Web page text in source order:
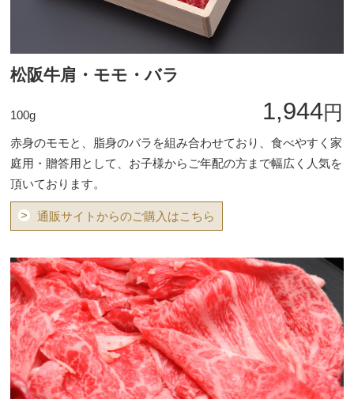
松阪牛肩・モモ・バラ
100g 1,944円
赤身のモモと、脂身のバラを組み合わせており、食べやすく家
庭用・贈答用として、お子様からご年配の方まで幅広く人気を
頂いております。
> 通販サイトからのご購入はこちら